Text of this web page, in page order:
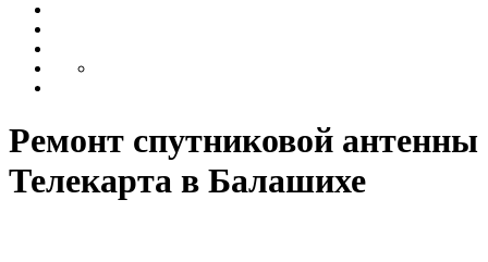
Ремонт спутниковой антенны
Телекарта в Балашихе